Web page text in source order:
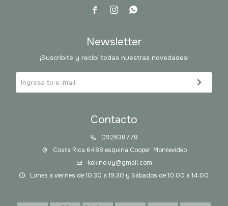
  
Contacto
092638778
Costa Rica 6488 esquina Cooper, Montevideo
kokino.uy@gmail.com
Lunes a viernes de 10:30 a 19:30 y Sábados de 10:00 a 14:00
Newsletter
¡Suscribite y recibí todas nuestras novedades!